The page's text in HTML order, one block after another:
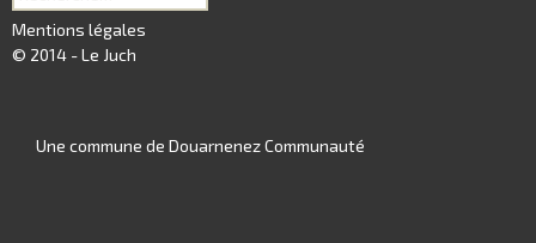
pour :
Mentions légales
© 2014 - Le Juch
Une commune de Douarnenez Communauté